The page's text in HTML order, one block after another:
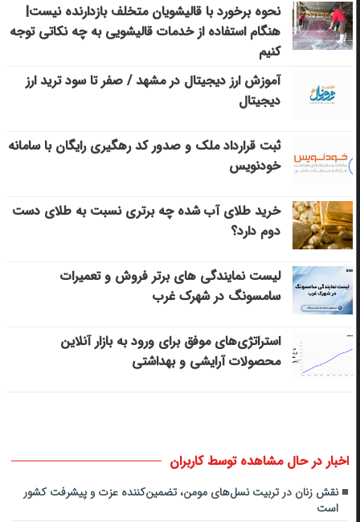
نحوه برخورد با قالیشویان متخلف بازدارنده نیست|
هنگام استفاده از خدمات قالیشویی به چه نکاتی توجه
کنیم
آموزش ارز دیجیتال در مشهد / صفر تا سود ترید ارز
دیجیتال
ثبت قرارداد ملک و صدور کد رهگیری رایگان با سامانه
خودنویس
خرید طلای آب شده چه برتری نسبت به طلای دست
دوم دارد؟
لیست نمایندگی های برتر فروش و تعمیرات
سامسونگ در شهرک غرب
استراتژی‌های موفق برای ورود به بازار آنلاین
محصولات آرایشی و بهداشتی
اخبار در حال مشاهده توسط کاربران
نقش زنان در تربیت نسل‌های مومن، تضمین‌کننده عزت و پیشرفت کشور
است